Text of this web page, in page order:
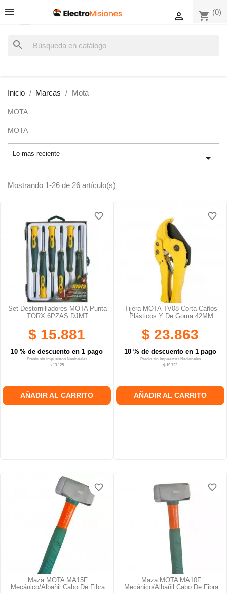
shopping_cart (0)

search
Inicio Marcas Mota
MOTA
MOTA
Lo mas reciente 
Mostrando 1-26 de 26 artículo(s)
Set Destornilladores MOTA Punta
TORX 6PZAS DJMT
$ 15.881
10 % de descuento en 1 pago
Precio sin Impuestos Nacionales
$ 13.125
AÑADIR AL CARRITO
favorite_border
favorite_border
Tijera MOTA TV08 Corta Caños
Plásticos Y De Goma 42MM
$ 23.863
10 % de descuento en 1 pago
Precio sin Impuestos Nacionales
$ 19.722
AÑADIR AL CARRITO
favorite_border
favorite_border
Maza MOTA MA15F
Mecánico/albañil Cabo De Fibra
favorite_border
favorite_border
Maza MOTA MA10F
Mecánico/albañil Cabo De Fibra
favorite_border
favorite_border